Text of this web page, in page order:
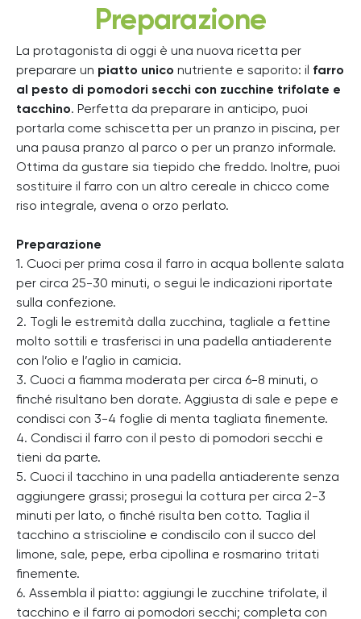
Preparazione
La protagonista di oggi è una nuova ricetta per
preparare un piatto unico nutriente e saporito: il farro
al pesto di pomodori secchi con zucchine trifolate e
tacchino. Perfetta da preparare in anticipo, puoi
portarla come schiscetta per un pranzo in piscina, per
una pausa pranzo al parco o per un pranzo informale.
Ottima da gustare sia tiepido che freddo. Inoltre, puoi
sostituire il farro con un altro cereale in chicco come
riso integrale, avena o orzo perlato.
Preparazione
1. Cuoci per prima cosa il farro in acqua bollente salata
per circa 25-30 minuti, o segui le indicazioni riportate
sulla confezione.
2. Togli le estremità dalla zucchina, tagliale a fettine
molto sottili e trasferisci in una padella antiaderente
con l’olio e l’aglio in camicia.
3. Cuoci a fiamma moderata per circa 6-8 minuti, o
finché risultano ben dorate. Aggiusta di sale e pepe e
condisci con 3-4 foglie di menta tagliata finemente.
4. Condisci il farro con il pesto di pomodori secchi e
tieni da parte.
5. Cuoci il tacchino in una padella antiaderente senza
aggiungere grassi; prosegui la cottura per circa 2-3
minuti per lato, o finché risulta ben cotto. Taglia il
tacchino a striscioline e condiscilo con il succo del
limone, sale, pepe, erba cipollina e rosmarino tritati
finemente.
6. Assembla il piatto: aggiungi le zucchine trifolate, il
tacchino e il farro ai pomodori secchi; completa con